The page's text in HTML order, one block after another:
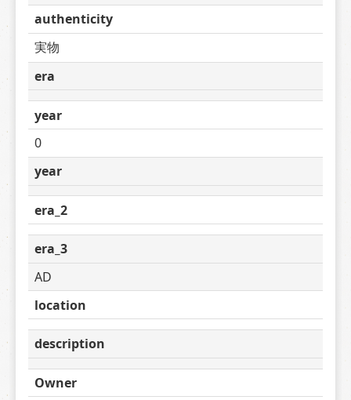
authenticity
実物
era
year
0
year
era_2
era_3
AD
location
description
Owner